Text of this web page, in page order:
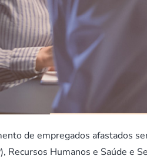
de empregados afastados
Recursos Humanos e Saúde e